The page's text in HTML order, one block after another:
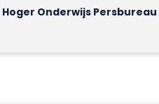
Hoger Onderwijs Persbureau